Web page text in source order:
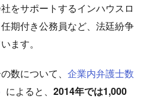
をサポートするインハウスロ
期付き公務員など、法廷紛争
ます。
数について、 企業内弁護士数
によると、 2014年では1,000